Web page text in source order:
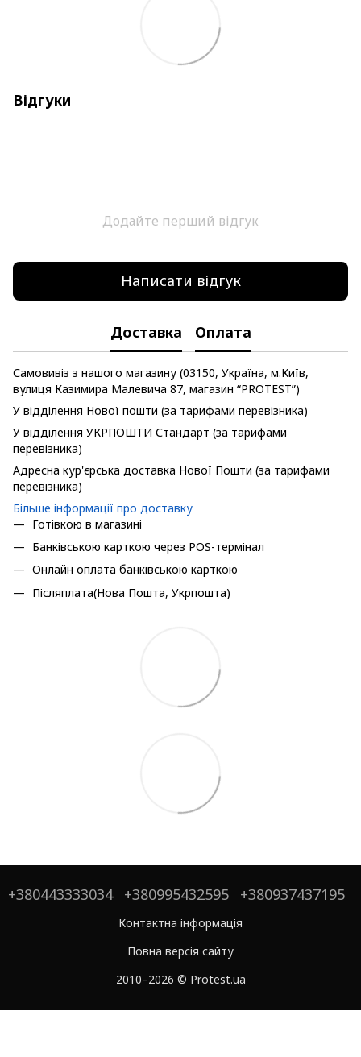
Відгуки
Додайте перший відгук
Написати відгук
Доставка Оплата
Самовивіз з нашого магазину (03150, Україна, м.Київ,
вулиця Казимира Малевича 87, магазин “PROTEST”)
У відділення Нової пошти (за тарифами перевізника)
У відділення УКРПОШТИ Стандарт (за тарифами
перевізника)
Адресна кур'єрська доставка Нової Пошти (за тарифами
перевізника)
Більше інформації про доставку
Готівкою в магазині
Банківською карткою через POS-термінал
Онлайн оплата банківською карткою
Післяплата(Нова Пошта, Укрпошта)
+380443333034 +380995432595 +380937437195
Контактна інформація
Повна версія сайту
2010–2026 © Protest.ua